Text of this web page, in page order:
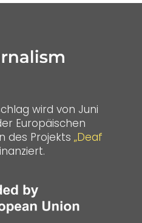
wird von Juni
Europäischen
des Projekts „Deaf